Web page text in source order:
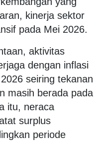
kinerja sektor
pada Mei 2026.
aktivitas
dengan inflasi
seiring tekanan
masih berada pada
itu, neraca
surplus
periode